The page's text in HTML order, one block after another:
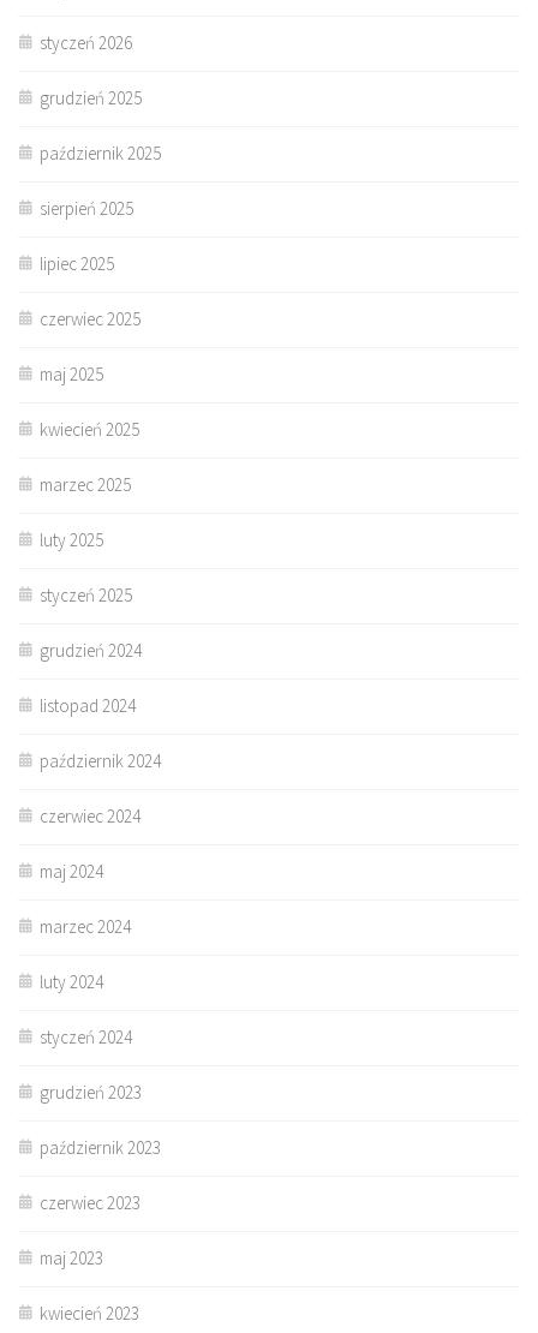
styczeń 2026
grudzień 2025
październik 2025
sierpień 2025
lipiec 2025
czerwiec 2025
maj 2025
kwiecień 2025
marzec 2025
luty 2025
styczeń 2025
grudzień 2024
listopad 2024
październik 2024
czerwiec 2024
maj 2024
marzec 2024
luty 2024
styczeń 2024
grudzień 2023
październik 2023
czerwiec 2023
maj 2023
kwiecień 2023